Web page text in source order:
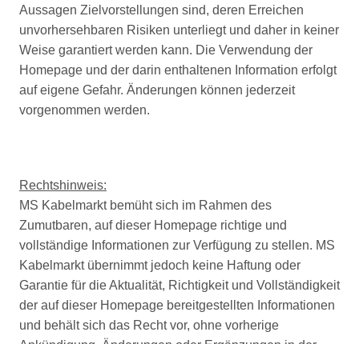
Aussagen Zielvorstellungen sind, deren Erreichen
unvorhersehbaren Risiken unterliegt und daher in keiner
Weise garantiert werden kann. Die Verwendung der
Homepage und der darin enthaltenen Information erfolgt
auf eigene Gefahr. Änderungen können jederzeit
vorgenommen werden.
Rechtshinweis:
MS Kabelmarkt bemüht sich im Rahmen des
Zumutbaren, auf dieser Homepage richtige und
vollständige Informationen zur Verfügung zu stellen. MS
Kabelmarkt übernimmt jedoch keine Haftung oder
Garantie für die Aktualität, Richtigkeit und Vollständigkeit
der auf dieser Homepage bereitgestellten Informationen
und behält sich das Recht vor, ohne vorherige